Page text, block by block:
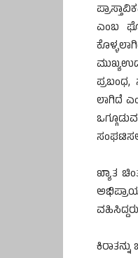
ಎಂಬ
ಪ್ರಬಂಧ,
ಲಾಗಿದೆ
ಖ್ಯಾತ